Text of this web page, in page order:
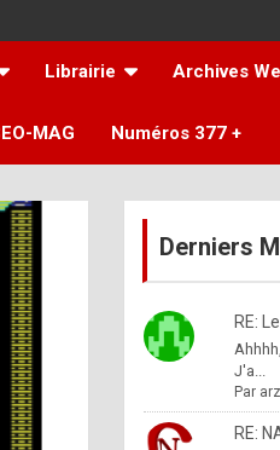
Librairie Archives
MAG Numéros 377 +
Derniers
RE:
J'a...
Par
RE: